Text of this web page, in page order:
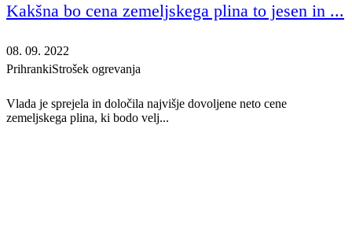
Kakšna bo cena zemeljskega plina to jesen in ...
08. 09. 2022
PrihrankiStrošek ogrevanja
Vlada je sprejela in določila najvišje dovoljene neto cene
zemeljskega plina, ki bodo velj...